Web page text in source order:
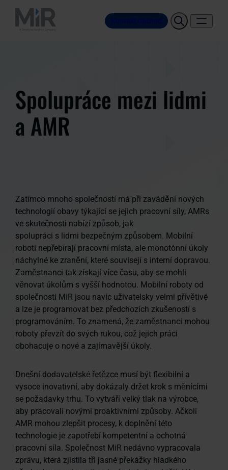
Kontakt obchod
Spolupráce mezi lidmi
a AMR
Zatímco mnoho společností má při zavádění nových
technologií obavy týkající se jejich pracovní síly, AMRs
ve skutečnosti nabízí způsob, jak
spolupráci s lidmi bezpečným způsobem. Mobilní
roboti nepřebírají pracovní místa, ale monotónní úkoly
náchylné ke zranění, které souvisejí s interní dopravou.
Zaměstnanci tak získají více času, aby se mohli
věnovat úkolům s vyšší hodnotou. Mobilní roboty od
společnosti MiR jsou navíc uživatelsky velmi přívětivé
a lze je programovat bez předchozích zkušeností s
programováním. To znamená, že zaměstnanci mohou
roboty převzít do svých rukou, což jejich práci
obohacuje o nové a zajímavější úkoly.
Dnešní dodavatelské řetězce musí být flexibilní a
vysoce inovativní, aby dokázaly držet krok s měnícími
se požadavky trhu. To vytváří velký tlak na výrobce,
aby pracovali novými proaktivními způsoby. Ačkoli
AMR mohou zlepšit procesy, k doplnění této
technologie je zapotřebí kompetentní a ochotná
pracovní síla. Společnost MiR nedávno vypracovala
zprávu, která zjistila tři jasné překážky hladkého